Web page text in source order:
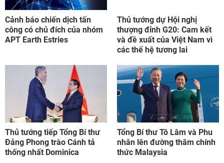
Cảnh báo chiến dịch tấn
công có chủ đích của nhóm
APT Earth Estries
Thủ tướng dự Hội nghị
thượng đỉnh G20: Cam kết
và đề xuất của Việt Nam vì
các thế hệ tương lai
Thủ tướng tiếp Tổng Bí thư
Đảng Phong trào Cánh tả
thống nhất Dominica
Tổng Bí thư Tô Lâm và Phu
nhân lên đường thăm chính
thức Malaysia